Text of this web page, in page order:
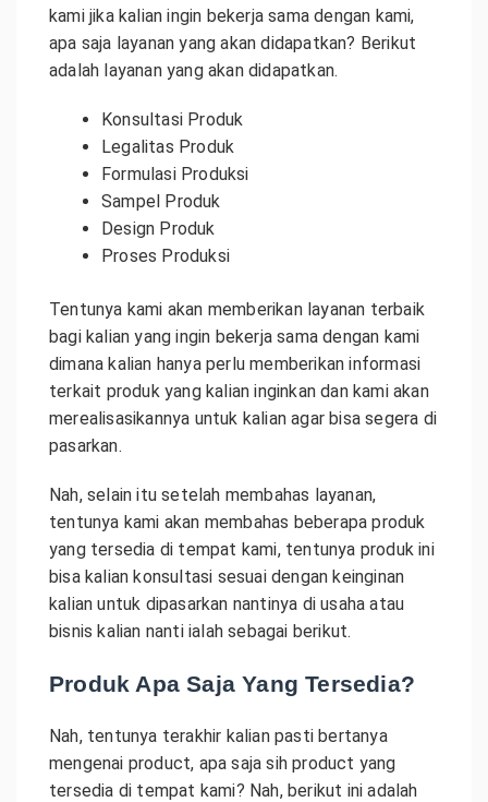
kami jika kalian ingin bekerja sama dengan kami,
apa saja layanan yang akan didapatkan? Berikut
adalah layanan yang akan didapatkan.
Konsultasi Produk
Legalitas Produk
Formulasi Produksi
Sampel Produk
Design Produk
Proses Produksi
Tentunya kami akan memberikan layanan terbaik
bagi kalian yang ingin bekerja sama dengan kami
dimana kalian hanya perlu memberikan informasi
terkait produk yang kalian inginkan dan kami akan
merealisasikannya untuk kalian agar bisa segera di
pasarkan.
Nah, selain itu setelah membahas layanan,
tentunya kami akan membahas beberapa produk
yang tersedia di tempat kami, tentunya produk ini
bisa kalian konsultasi sesuai dengan keinginan
kalian untuk dipasarkan nantinya di usaha atau
bisnis kalian nanti ialah sebagai berikut.
Produk Apa Saja Yang Tersedia?
Nah, tentunya terakhir kalian pasti bertanya
mengenai product, apa saja sih product yang
tersedia di tempat kami? Nah, berikut ini adalah